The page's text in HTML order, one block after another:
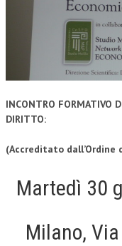
CORSI CE.S.E.D.
ARCHIVIO
DIVENTA SOCIO
BROCHURE CE.S.E.D.
COMITATO
REDAZIONE
INCONTRO FORMATIVO
DIRITTO:
(Accreditato
Martedì 30
Milano,